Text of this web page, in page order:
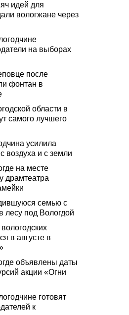
идей для
вологжане через
на выборах
после
фонтан в
области в
самого лучшего
усилила
воздуха и с земли
на месте
драмтеатра
семью с
лесу под Вологдой
в августе в
объявлены даты
акции «Огни
готовят
к